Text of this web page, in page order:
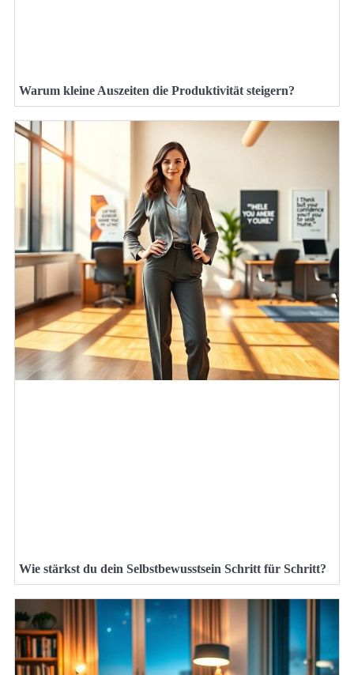
Warum kleine Auszeiten die Produktivität steigern?
Wie stärkst du dein Selbstbewusstsein Schritt für Schritt?